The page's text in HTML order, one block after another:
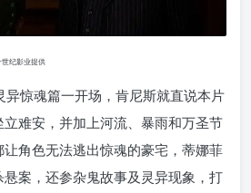
世纪影业提供
异惊魂篇一开场，肯尼斯就直说本片
难安，并加上河流、暴雨和万圣节
角色无法逃出惊魂的豪宅，蒂娜菲
案，还参杂鬼故事及灵异现象，打